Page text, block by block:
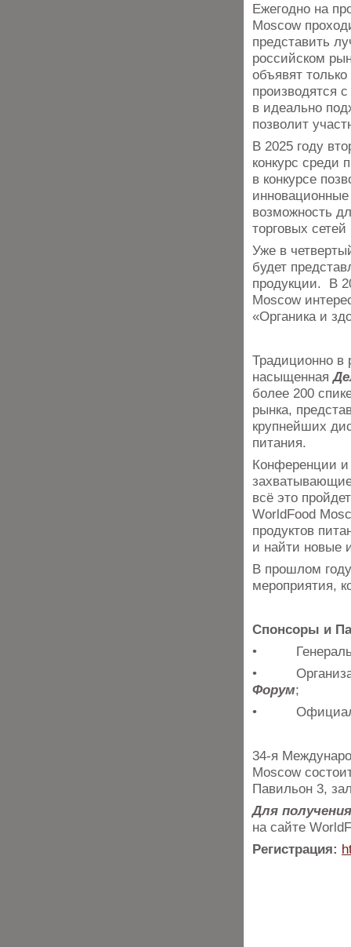
Ежегодно на
Moscow
представить
российском
объявят
производятся
в идеально
позволит
В 2025 году
конкурс среди
в конкурсе
возможность
торговых
Уже в
будет
продукции. В
Moscow
«Органика и
Традиционно в
насыщенная
более 200
рынка,
крупнейших
питания.
Конференции и
всё это
WorldFood
продуктов
и найти новые
В прошлом
мероприятия,
Спонсоры и
•
•
Форум;
•
34-я
Moscow
Павильон 3,
Для
на сайте
Регистрация: